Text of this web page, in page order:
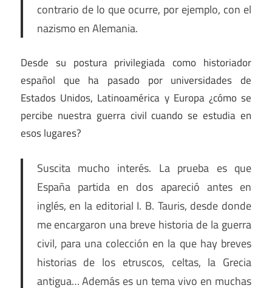
contrario de lo que ocurre, por ejemplo, con el
nazismo en Alemania.
Desde su postura privilegiada como historiador
español que ha pasado por universidades de
Estados Unidos, Latinoamérica y Europa ¿cómo se
percibe nuestra guerra civil cuando se estudia en
esos lugares?
Suscita mucho interés. La prueba es que
España partida en dos apareció antes en
inglés, en la editorial I. B. Tauris, desde donde
me encargaron una breve historia de la guerra
civil, para una colección en la que hay breves
historias de los etruscos, celtas, la Grecia
antigua… Además es un tema vivo en muchas